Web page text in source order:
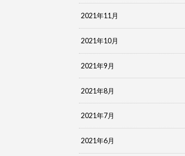
2021年11月
2021年10月
2021年9月
2021年8月
2021年7月
2021年6月